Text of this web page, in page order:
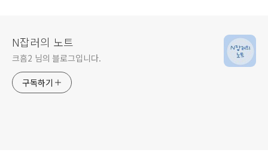
N잡러의 노트
크흠2 님의 블로그입니다.
구독하기